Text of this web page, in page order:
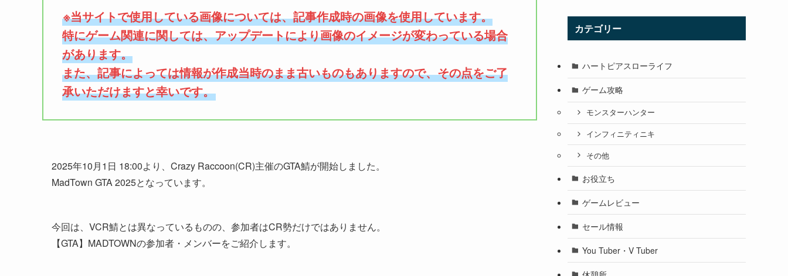
※当サイトで使用している画像については、記事作成時の画像を使用しています。
特にゲーム関連に関しては、アップデートにより画像のイメージが変わっている場合
があります。
また、記事によっては情報が作成当時のまま古いものもありますので、その点をご了
承いただけますと幸いです。
2025年10月1日 18:00より、Crazy Raccoon(CR)主催のGTA鯖が開始しました。
MadTown GTA 2025となっています。
今回は、VCR鯖とは異なっているものの、参加者はCR勢だけではありません。
【GTA】MADTOWNの参加者・メンバーをご紹介します。
カテゴリー
ハートピアスローライフ
ゲーム攻略
モンスターハンター
インフィニティニキ
その他
お役立ち
ゲームレビュー
セール情報
You Tuber・V Tuber